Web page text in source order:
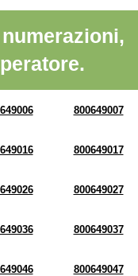
800649007
800649017
800649027
800649037
800649047